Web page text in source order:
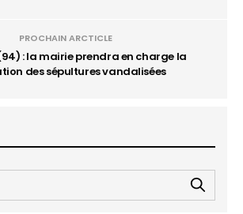
PROCHAIN ARCTICLE
: la mairie prendra en charge la
des sépultures vandalisées